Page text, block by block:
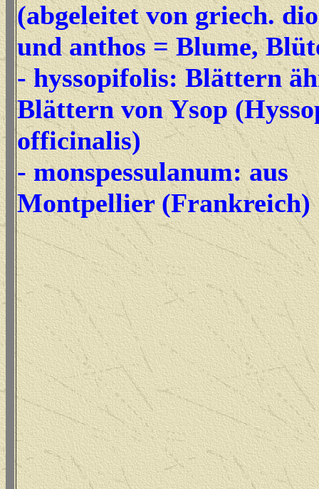
(abgeleitet von griech.
und anthos = Blume,
- hyssopifolis: Blättern
Blättern von Ysop
officinalis)
- monspessulanum: aus
Montpellier (Frankreich)